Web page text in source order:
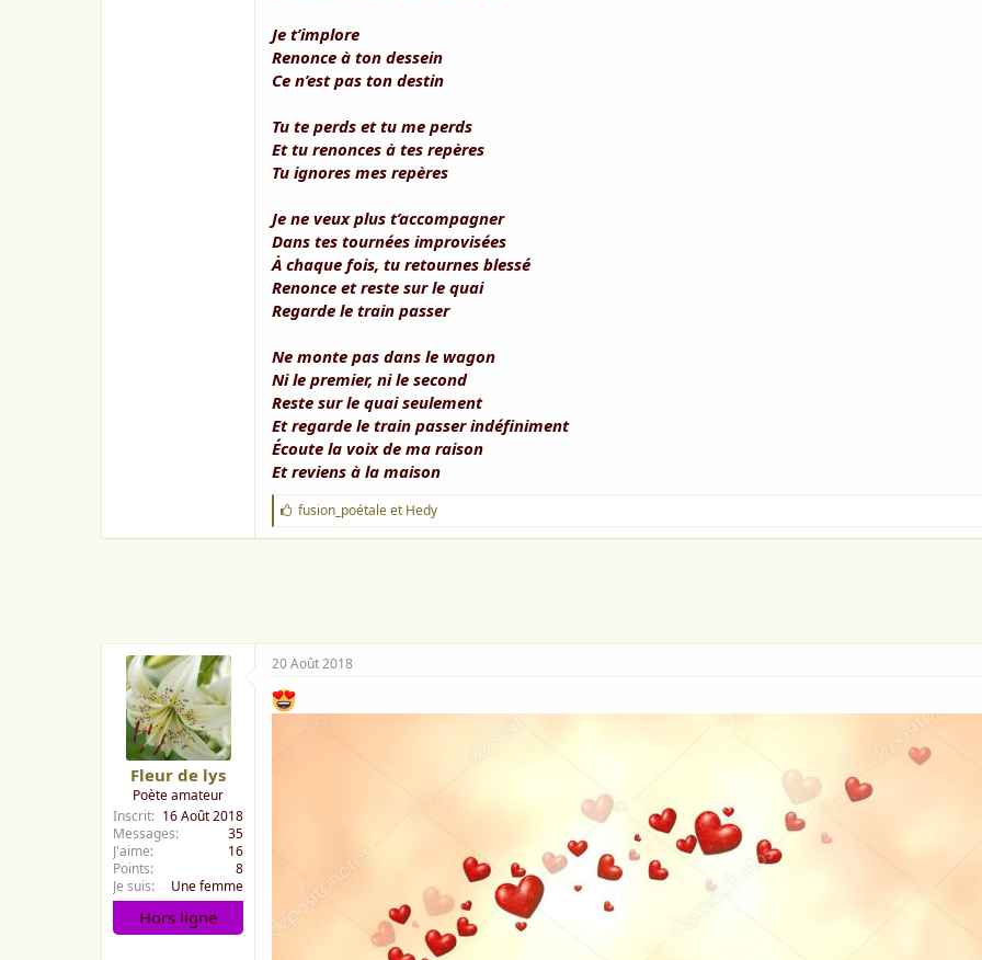
Je t’implore
Renonce à ton dessein
Ce n’est pas ton destin
Tu te perds et tu me perds
Et tu renonces à tes repères
Tu ignores mes repères
Je ne veux plus t’accompagner
Dans tes tournées improvisées
À chaque fois, tu retournes blessé
Renonce et reste sur le quai
Regarde le train passer
Ne monte pas dans le wagon
Ni le premier, ni le second
Reste sur le quai seulement
Et regarde le train passer indéfiniment
Écoute la voix de ma raison
Et reviens à la maison
J
'
a
fusion_poétaleet Hedy
Fleur de lys
Poète amateur
Inscrit
16 Août 2018
Messages
35
J'aime
16
Points
8
Je suis
Une femme
Hors ligne
20 Août 2018